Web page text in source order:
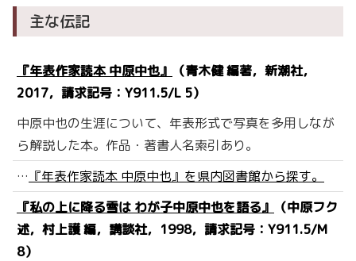
主な伝記
『年表作家読本 中原中也』
（青木健 編著，新潮社，
2017，請求記号：Y911.5/L 5）
中原中也の生涯について、年表形式で写真を多用しなが
ら解説した本。作品・著書人名索引あり。
… 『年表作家読本 中原中也』を県内図書館から探す。
『私の上に降る雪は わが子中原中也を語る』
（中原フク
述，村上護 編，講談社，1998，請求記号：Y911.5/M
8）